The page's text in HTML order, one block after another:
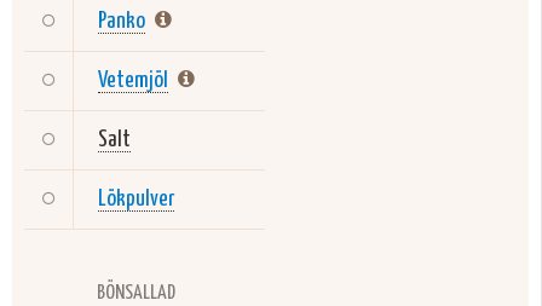
Panko
Vetemjöl
Salt
Lökpulver
BÖNSALLAD